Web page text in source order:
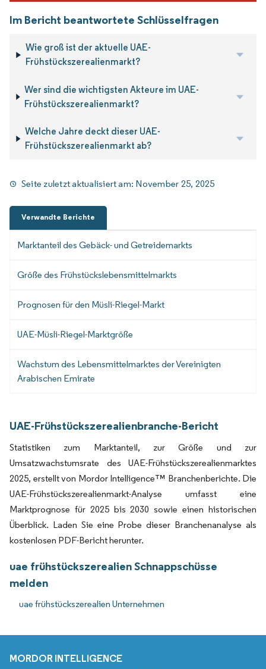
Im Bericht beantwortete Schlüsselfragen
Wie groß ist der aktuelle UAE-
Frühstückszerealienmarkt?
Wer sind die wichtigsten Akteure im UAE-
Frühstückszerealienmarkt?
Welche Jahre deckt dieser UAE-
Frühstückszerealienmarkt ab?
Seite zuletzt aktualisiert am: November 25, 2025
Verwandte Berichte
Marktanteil des Gebäck- und Getreidemarkts
Größe des Frühstückslebensmittelmarkts
Prognosen für den Müsli-Riegel-Markt
UAE-Müsli-Riegel-Marktgröße
Wachstum des Lebensmittelmarktes der Vereinigten
Arabischen Emirate
UAE-Frühstückszerealienbranche-Bericht
Statistiken zum Marktanteil, zur Größe und zur
Umsatzwachstumsrate des UAE-Frühstückszerealienmarktes
2025, erstellt von Mordor Intelligence™ Branchenberichte. Die
UAE-Frühstückszerealienmarkt-Analyse umfasst eine
Marktprognose für 2025 bis 2030 sowie einen historischen
Überblick. Laden Sie eine Probe dieser Branchenanalyse als
kostenlosen PDF-Bericht herunter.
uae frühstückszerealien Schnappschüsse
melden
uae frühstückszerealien Unternehmen
MORDOR INTELLIGENCE